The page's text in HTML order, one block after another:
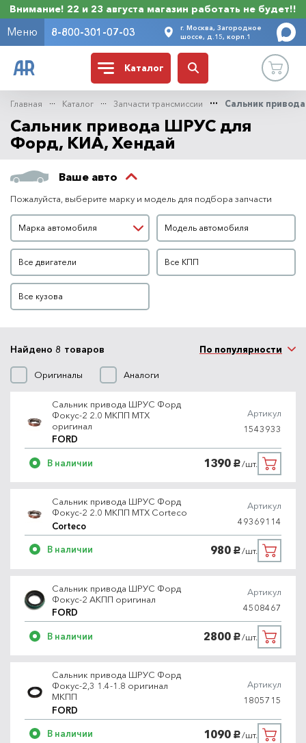
Внимание! 22 и 23 августа магазин работать не будет!!
Меню 8-800-301-07-03
г. Москва, Загородное
шоссе, д.15, корп.1
Каталог
Главная Каталог Запчасти трансмиссии Сальник
Сальник привода ШРУС для
Форд, КИА, Хендай
Ваше авто
Пожалуйста, выберите марку и модель для подбора запчасти
Марка автомобиля
Марка автомобиля
Модель автомобиля
Модель автомобиля
Двигатель
Все двигатели
КПП
Все КПП
Кузов
Все кузова
Найдено 8 товаров
Оригиналы Аналоги
По популярности
Сальник привода ШРУС Форд
Фокус-2 2.0 МКПП MTX
оригинал
FORD
Артикул
1543933
В наличии 1390 руб./шт.
Сальник привода ШРУС Форд
Фокус-2 2.0 МКПП MTX Corteco
Corteco
Артикул
49369114
В наличии 980 руб./шт.
Сальник привода ШРУС Форд
Фокус-2 АКПП оригинал
FORD
Артикул
4508467
В наличии 2800 руб./шт.
Сальник привода ШРУС Форд
Фокус-2,3 1.4-1.8 оригинал
МКПП
FORD
Артикул
1805715
В наличии 1090 руб./шт.